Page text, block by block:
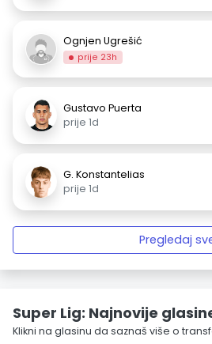
Ognjen Ugrešić
prije 23h
Gustavo Puerta
prije 1d
G. Konstantelias
prije 1d
Pregledaj
Super Lig: Najnovije
Klikni na glasinu da saznaš više o